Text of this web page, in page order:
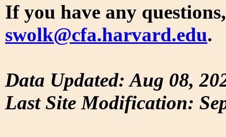
If you have any
swolk@cfa.harvard.edu.
Data Updated: Aug 08,
Last Site Modification: